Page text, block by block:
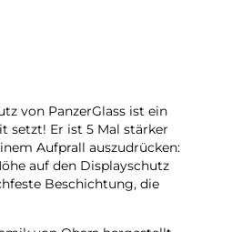
von PanzerGlass ist ein
setzt! Er ist 5 Mal stärker
Aufprall auszudrücken:
auf den Displayschutz
Beschichtung, die